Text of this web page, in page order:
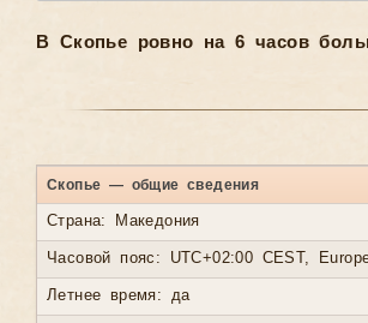
В Скопье ровно на 6 часов
Скопье — общие сведения
Страна: Македония
Часовой пояс: UTC+02:00 CEST,
Летнее время: да